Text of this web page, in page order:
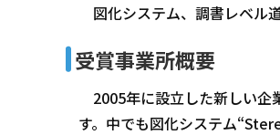
図化システム、調書レベル
受賞事業所概要
2005年に設立した新しい企
す。中でも図化システム